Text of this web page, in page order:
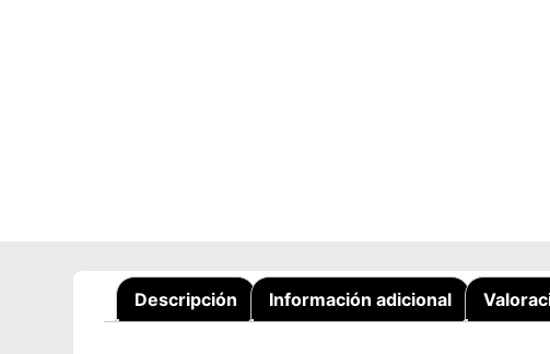
Descripción Información adicional